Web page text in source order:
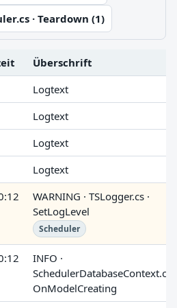
· Teardown (1)
Überschrift
Logtext
Logtext
Logtext
Logtext
WARNING · TSLogger.cs ·
SetLogLevel
Scheduler
INFO ·
SchedulerDatabaseContext.cs ·
OnModelCreating